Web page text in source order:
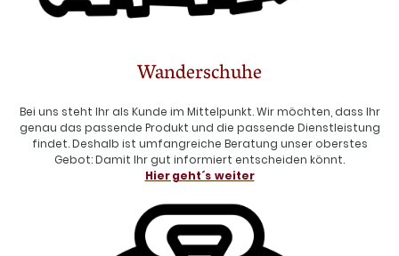
Wanderschuhe
Bei uns steht Ihr als Kunde im Mittelpunkt. Wir möchten, dass Ihr
genau das passende Produkt und die passende Dienstleistung
findet. Deshalb ist umfangreiche Beratung unser oberstes
Gebot: Damit Ihr gut informiert entscheiden könnt.
Hier geht´s weiter